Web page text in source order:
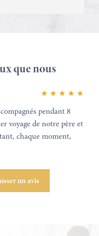
que nous
pendant 8
voyage de notre père et
chaque moment,
un avis